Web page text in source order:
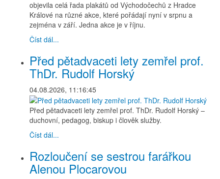
objevila celá řada plakátů od Východočechů z Hradce
Králové na různé akce, které pořádají nyní v srpnu a
zejména v září. Jedna akce je v říjnu.
Číst dál...
Před pětadvaceti lety zemřel prof.
ThDr. Rudolf Horský
04.08.2026, 11:16:45
Před pětadvaceti lety zemřel prof. ThDr. Rudolf Horský –
duchovní, pedagog, biskup i člověk služby.
Číst dál...
Rozloučení se sestrou farářkou
Alenou Plocarovou